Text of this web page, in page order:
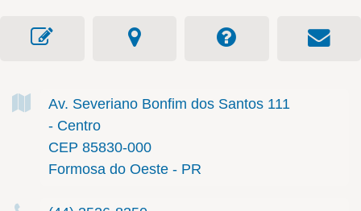
Av. Severiano Bonfim dos Santos 111
- Centro
CEP 85830-000
Formosa do Oeste - PR